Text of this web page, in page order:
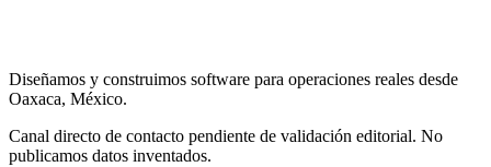
Diseñamos y construimos software para operaciones reales desde
Oaxaca, México.
Canal directo de contacto pendiente de validación editorial. No
publicamos datos inventados.